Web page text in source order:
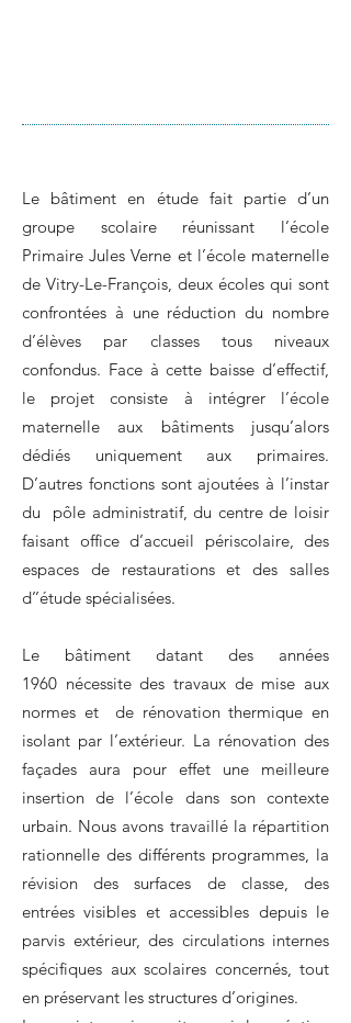
Le bâtiment en étude fait partie d’un
groupe scolaire réunissant l’école
Primaire Jules Verne et l’école maternelle
de Vitry-Le-François, deux écoles qui sont
confrontées à une réduction du nombre
d’élèves par classes tous niveaux
confondus. Face à cette baisse d’effectif,
le projet consiste à intégrer l’école
maternelle aux bâtiments jusqu’alors
dédiés uniquement aux primaires.
D’autres fonctions sont ajoutées à l’instar
du pôle administratif, du centre de loisir
faisant office d’accueil périscolaire, des
espaces de restaurations et des salles
d’’étude spécialisées.
Le bâtiment datant des années
1960 nécessite des travaux de mise aux
normes et de rénovation thermique en
isolant par l’extérieur. La rénovation des
façades aura pour effet une meilleure
insertion de l’école dans son contexte
urbain. Nous avons travaillé la répartition
rationnelle des différents programmes, la
révision des surfaces de classe, des
entrées visibles et accessibles depuis le
parvis extérieur, des circulations internes
spécifiques aux scolaires concernés, tout
en préservant les structures d’origines.